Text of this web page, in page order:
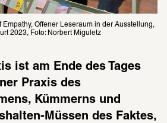
Empathy, Offener Leseraum in der Ausstellung,
2023, Foto: Norbert Miguletz
ist am Ende des Tages
Praxis des
Kümmerns und
Müssen des Faktes,